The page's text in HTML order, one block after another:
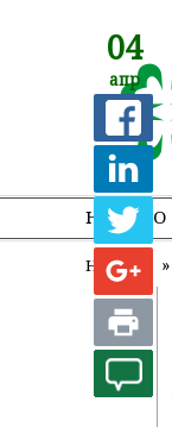
НАЧАЛО
Начало »
04
апр